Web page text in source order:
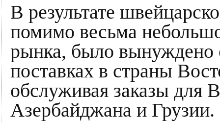
В результате
помимо весьма
рынка, было вынуждено
поставках в страны
обслуживая заказы для
Азербайджана и Грузии.